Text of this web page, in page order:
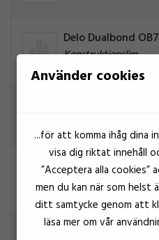
Delo Dualbond
Konstruktionslim
Delo Dualbond
Konstruktionslim
Delo Dualbond
Använder cookies
...för att komma ihåg dina
visa dig riktat innehåll
”Acceptera alla cookies”
men du kan när som helst
ditt samtycke genom att
läsa mer om vår